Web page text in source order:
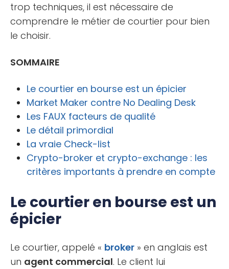
trop techniques, il est nécessaire de
comprendre le métier de courtier pour bien
le choisir.
SOMMAIRE
Le courtier en bourse est un épicier
Market Maker contre No Dealing Desk
Les FAUX facteurs de qualité
Le détail primordial
La vraie Check-list
Crypto-broker et crypto-exchange : les
critères importants à prendre en compte
Le courtier en bourse est un
épicier
Le courtier, appelé « broker » en anglais est
un agent commercial. Le client lui